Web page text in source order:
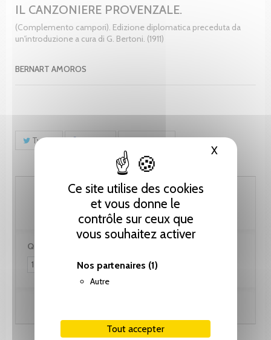
Ce site utilise des cookies
et vous donne le
contrôle sur ceux que
vous souhaitez activer
Nos partenaires (1)
Autre
Tout accepter
XMasquer
IL CANZONIERE PROVENZALE.
(Complemento campori). Edizione diplomatica preceduta da
un'introduzione a cura di G. Bertoni. (1911)
BERNART AMOROS
Tweet Partager Pinterest
123.10 CHF
Quantité :